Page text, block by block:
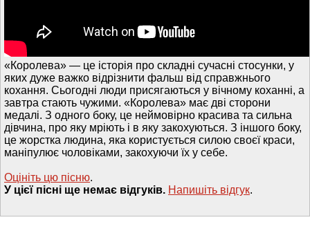
«Королева» — це історія про складні сучасні стосунки, у
яких дуже важко відрізнити фальш від справжнього
кохання. Сьогодні люди присягаються у вічному коханні, а
завтра стають чужими. «Королева» має дві сторони
медалі. З одного боку, це неймовірно красива та сильна
дівчина, про яку мріють і в яку закохуються. З іншого боку,
це жорстка людина, яка користується силою своєї краси,
маніпулює чоловіками, закохуючи їх у себе.
Оцініть цю пісню.
У цієї пісні ще немає відгуків. Напишiть вiдгук.